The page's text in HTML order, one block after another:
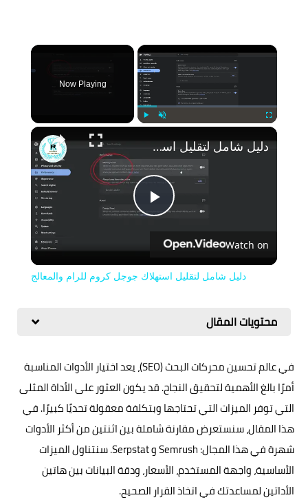
×
Fullscreen
Now Playing
Play
Video
دليل شامل لتقليل استهلاك جوجل كروم للرام والمعالج
Watch on
دليل شامل لتقليل استهلاك جوجل كروم للرام والمعالج
محتويات المقال
في عالم تحسين محركات البحث (SEO)، يعد اختيار الأدوات المناسبة
أمرًا بالغ الأهمية لتحقيق النجاح. قد يكون العثور على الأداة المثلى
التي توفر الميزات التي تحتاجها وبتكلفة معقولة تحديًا كبيرًا. في
هذا المقال، سنستعرض مقارنة شاملة بين اثنتين من أكثر الأدوات
شهرة في هذا المجال: Semrush و Serpstat. سنتناول الميزات
الأساسية، واجهة المستخدم، الأسعار، ودقة البيانات بين هاتين
الأداتين لمساعدتك في اتخاذ القرار الصحيح.